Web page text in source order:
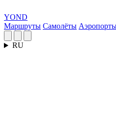
YOND
Маршруты Самолёты
RU